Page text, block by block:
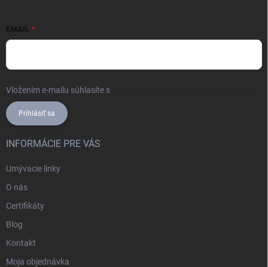
EMAIL
Vložením e-mailu súhlasíte s
Prihlásiť sa
INFORMÁCIE PRE VÁS
Umývacie linky
O nás
Certifikáty
Blog
Kontakt
Moja objednávka